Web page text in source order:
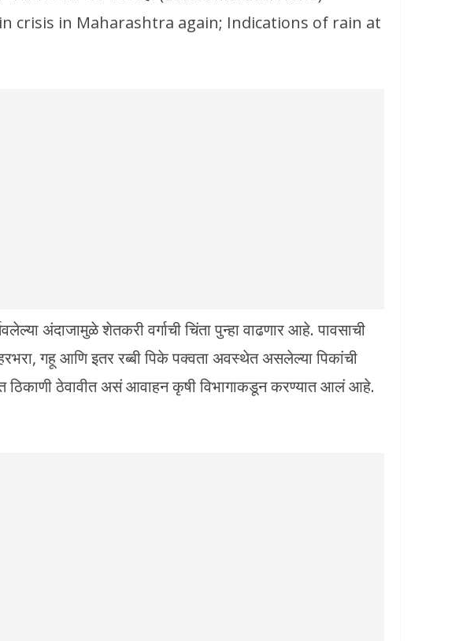
crisis in Maharashtra again; Indications of rain at
अंदाजामुळे शेतकरी वर्गाची चिंता पुन्हा वाढणार आहे. पावसाची
गहू आणि इतर रब्बी पिके पक्वता अवस्थेत असलेल्या पिकांची
ठिकाणी ठेवावीत असं आवाहन कृषी विभागाकडून करण्यात आलं आहे.